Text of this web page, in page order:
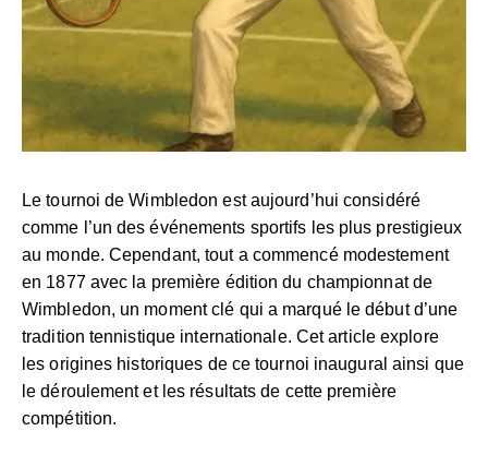
Le tournoi de Wimbledon est aujourd’hui considéré
comme l’un des événements sportifs les plus prestigieux
au monde. Cependant, tout a commencé modestement
en 1877 avec la première édition du championnat de
Wimbledon, un moment clé qui a marqué le début d’une
tradition tennistique internationale. Cet article explore
les origines historiques de ce tournoi inaugural ainsi que
le déroulement et les résultats de cette première
compétition.